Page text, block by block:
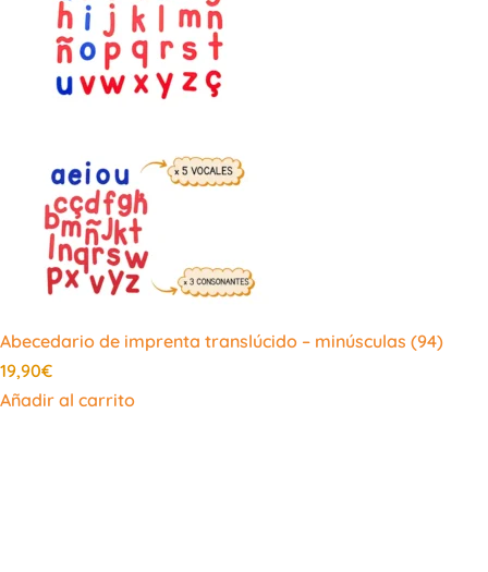
Abecedario de imprenta translúcido – minúsculas (94)
19,90€
Añadir al carrito